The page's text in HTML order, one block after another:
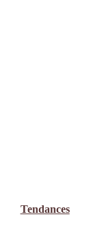
Tendances